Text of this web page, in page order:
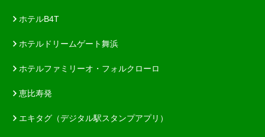
ホテルB4T
ホテルドリームゲート舞浜
ホテルファミリーオ・フォルクローロ
恵比寿発
エキタグ（デジタル駅スタンプアプリ）